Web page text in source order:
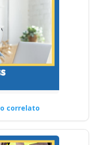
sul
da
per…
correlato